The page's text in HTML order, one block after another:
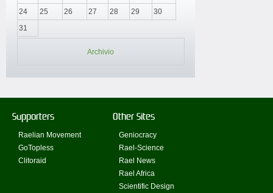
24
25 26 27 28 29
30
31
Archivio
Supporters
Raelian Movement
GoTopless
Clitoraid
Other Sites
Geniocracy
Rael-Science
Rael News
Rael Africa
Scientific Design